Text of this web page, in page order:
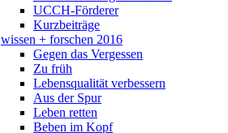
UCCH-Förderer
Kurzbeiträge
wissen + forschen 2016
Gegen das Vergessen
Zu früh
Lebensqualität verbessern
Aus der Spur
Leben retten
Beben im Kopf